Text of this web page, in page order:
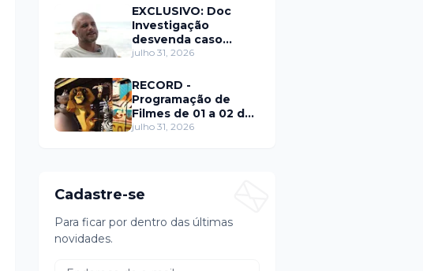
EXCLUSIVO: Doc
Investigação
desvenda caso
Eduardo Martins e
trás de fraude
internacional
julho 31, 2026
RECORD -
Programação de
Filmes de 01 a 02 de
agosto
julho 31, 2026
Cadastre-se
Para ficar por dentro das últimas
novidades.